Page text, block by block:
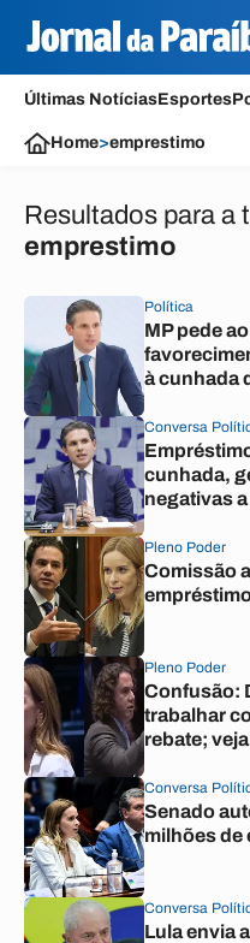
Últimas NotíciasEsportes
Home>emprestimo
Resultados para a
emprestimo
Política
MP pede
à cunhada
Conversa
cunhada,
negativas
Pleno Poder
Comissão
Pleno Poder
Confusão:
trabalhar
rebate;
Conversa
Senado
milhões de
Conversa
Lula envia